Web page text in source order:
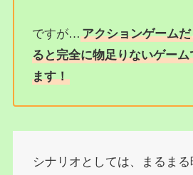
ですが…アクションゲーム
ると完全に物足りないゲー
ます！
シナリオとしては、まるまる